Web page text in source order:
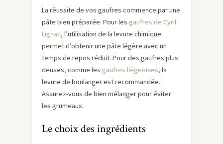
La réussite de vos gaufres commence par une
pâte bien préparée. Pour les gaufres de Cyril
Lignac, l’utilisation de la levure chimique
permet d’obtenir une pâte légère avec un
temps de repos réduit. Pour des gaufres plus
denses, comme les gaufres liégeoises, la
levure de boulanger est recommandée.
Assurez-vous de bien mélanger pour éviter
les grumeaux.
Le choix des ingrédients